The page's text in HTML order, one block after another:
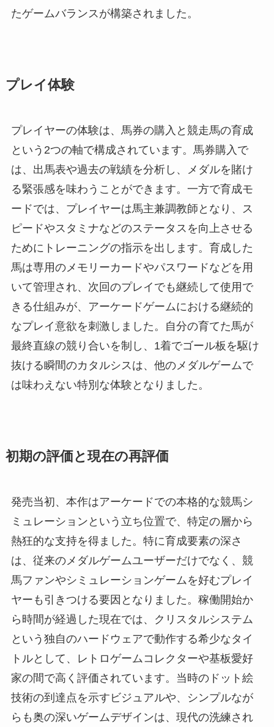
たゲームバランスが構築されました。
プレイ体験
プレイヤーの体験は、馬券の購入と競走馬の育成
という2つの軸で構成されています。馬券購入で
は、出馬表や過去の戦績を分析し、メダルを賭け
る緊張感を味わうことができます。一方で育成モ
ードでは、プレイヤーは馬主兼調教師となり、ス
ピードやスタミナなどのステータスを向上させる
ためにトレーニングの指示を出します。育成した
馬は専用のメモリーカードやパスワードなどを用
いて管理され、次回のプレイでも継続して使用で
きる仕組みが、アーケードゲームにおける継続的
なプレイ意欲を刺激しました。自分の育てた馬が
最終直線の競り合いを制し、1着でゴール板を駆け
抜ける瞬間のカタルシスは、他のメダルゲームで
は味わえない特別な体験となりました。
初期の評価と現在の再評価
発売当初、本作はアーケードでの本格的な競馬シ
ミュレーションという立ち位置で、特定の層から
熱狂的な支持を得ました。特に育成要素の深さ
は、従来のメダルゲームユーザーだけでなく、競
馬ファンやシミュレーションゲームを好むプレイ
ヤーも引きつける要因となりました。稼働開始か
ら時間が経過した現在では、クリスタルシステム
という独自のハードウェアで動作する希少なタイ
トルとして、レトロゲームコレクターや基板愛好
家の間で高く評価されています。当時のドット絵
技術の到達点を示すビジュアルや、シンプルなが
らも奥の深いゲームデザインは、現代の洗練され